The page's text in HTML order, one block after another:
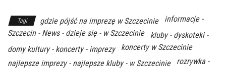
Tagi gdzie pójść na imprezę w Szczecinie
informacje -
Szczecin - News - dzieje się - w Szczecinie
kluby - dyskoteki -
domy kultury - koncerty - imprezy
koncerty w Szczecinie
najlepsze imprezy - najlepsze kluby - w Szczecinie
rozrywka -